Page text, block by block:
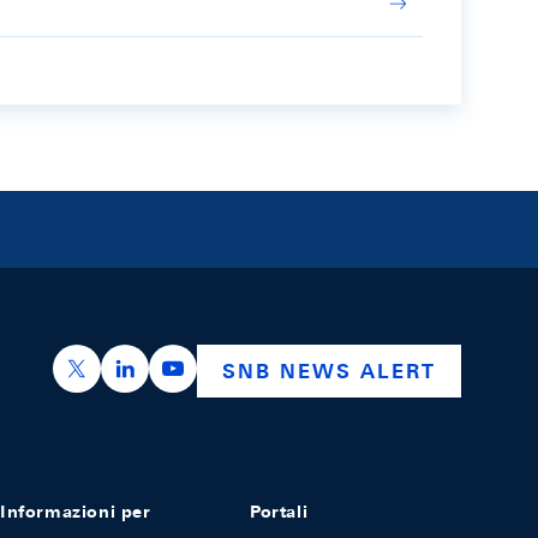
https://x.com/snb_bns
https://ch.linkedin.com/company/swiss-
https://www.youtube.com/
SNB NEWS ALERT
Informazioni per Portali